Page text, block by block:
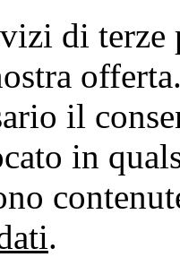
di terze
il
in
.